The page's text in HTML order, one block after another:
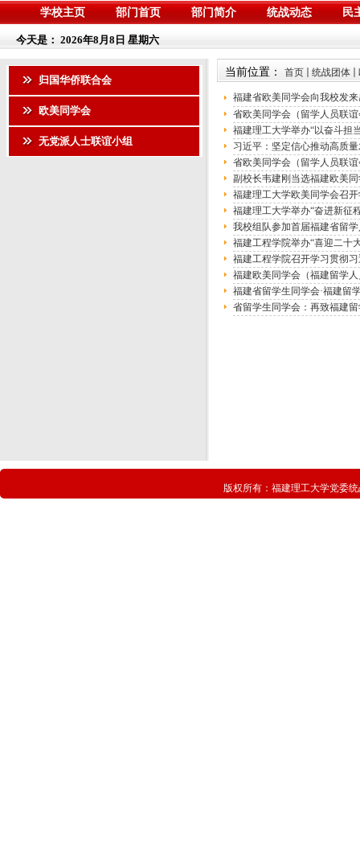
学校主页 部门首页 部门简介 统战动态 民
今天是： 2026年8月8日 星期六
归国华侨联合会
欧美同学会
无党派人士联谊小组
当前位置： 首页 统战团体
福建省欧美同学会向我校发
省欧美同学会（留学人员联
福建理工大学举办“以奋斗担
习近平：坚定信心推动高质
省欧美同学会（留学人员联
副校长韦建刚当选福建欧美
福建理工大学欧美同学会召
福建理工大学举办“奋进新征
我校组队参加首届福建省留
福建工程学院举办“喜迎二十
福建工程学院召开学习贯彻
福建欧美同学会（福建留学
福建省留学生同学会·福建留
省留学生同学会：再致福建
版权所有： 福建理工大学党委